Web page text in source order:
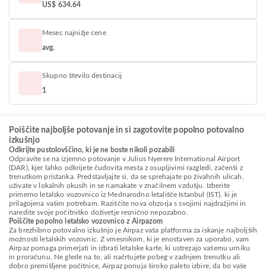
US$ 634.64
Mesec najnižje cene
avg.
Skupno število destinacij
1
Poiščite najboljše potovanje in si zagotovite popolno potovalno
izkušnjo
Odkrijte pustolovščino, ki je ne boste nikoli pozabili
Odpravite se na izjemno potovanje v Julius Nyerere International Airport
(DAR), kjer lahko odkrijete čudovita mesta z osupljivimi razgledi, začenši z
trenutkom pristanka. Predstavljajte si, da se sprehajate po živahnih ulicah,
uživate v lokalnih okusih in se namakate v značilnem vzdušju. Izberite
primerno letalsko vozovnico iz Mednarodno letališče Istanbul (IST), ki je
prilagojena vašim potrebam. Raziščite nova obzorja s svojimi najdražjimi in
naredite svoje počitniško doživetje resnično nepozabno.
Poiščite popolno letalsko vozovnico z Airpazom
Za brezhibno potovalno izkušnjo je Airpaz vaša platforma za iskanje najboljših
možnosti letalskih vozovnic. Z vmesnikom, ki je enostaven za uporabo, vam
Airpaz pomaga primerjati in izbrati letalske karte, ki ustrezajo vašemu urniku
in proračunu. Ne glede na to, ali načrtujete pobeg v zadnjem trenutku ali
dobro premišljene počitnice, Airpaz ponuja široko paleto izbire, da bo vaše